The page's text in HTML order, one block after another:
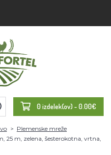
0 izdelek(ov) - 0.00€
Plemenske mreže
25 m, zelena, šesterokotna, vrtna,